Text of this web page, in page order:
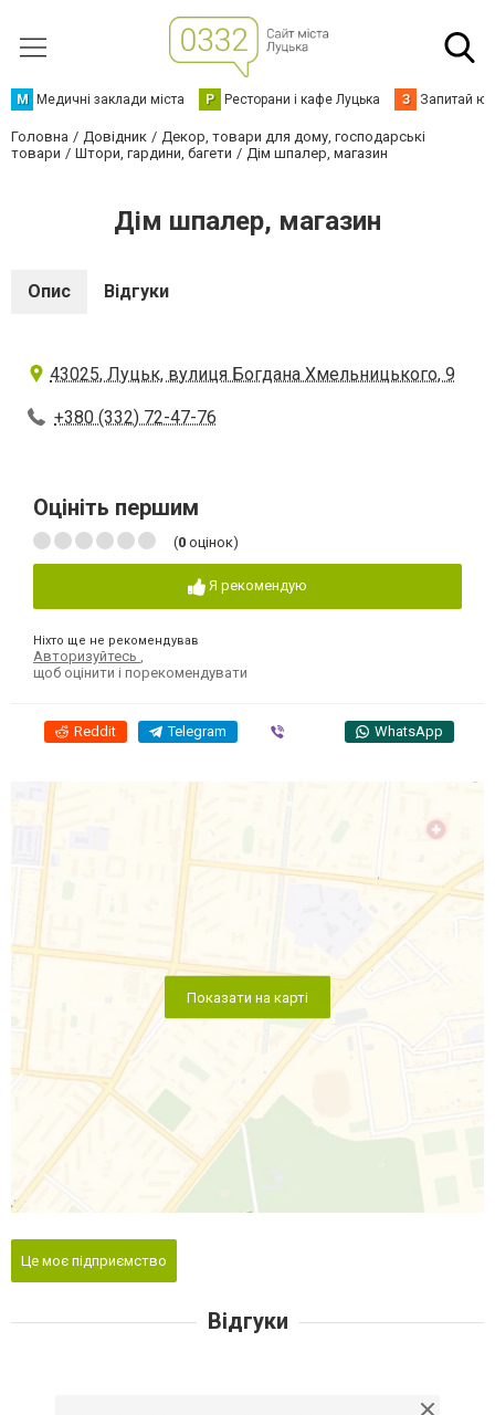
М Медичні заклади міста Р Ресторани і кафе Луцька З Запитай
Головна Довідник
Декор, товари для дому, господарські
товари
Штори, гардини, багети Дім шпалер, магазин
Дім шпалер, магазин
Опис Відгуки
43025, Луцьк, вулиця Богдана Хмельницького, 9
+380 (332) 72-47-76
Оцініть першим
(0 оцінок)
Я рекомендую
Ніхто ще не рекомендував
Авторизуйтесь
щоб оцінити і порекомендувати
Reddit Telegram WhatsApp
Показати на карті
Це моє підприємство
Відгуки